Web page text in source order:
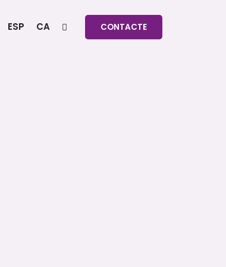
ESP CA CONTACTE